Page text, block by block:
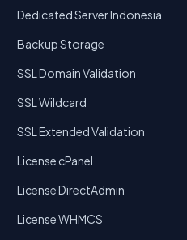
Dedicated Server Indonesia
Backup Storage
SSL Domain Validation
SSL Wildcard
SSL Extended Validation
License cPanel
License DirectAdmin
License WHMCS